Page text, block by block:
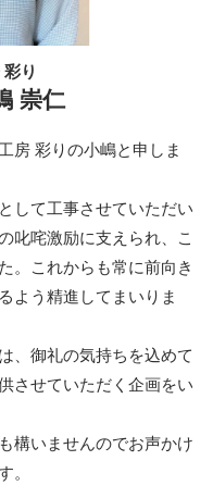
り
崇仁
房 彩りの小嶋と申しま
して工事させていただい
叱咤激励に支えられ、こ
。これからも常に前向き
よう精進してまいりま
、御礼の気持ちを込めて
させていただく企画をい
構いませんのでお声かけ
。